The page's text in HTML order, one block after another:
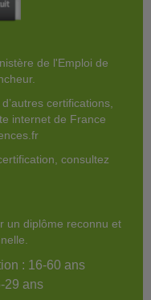
de l'Emploi de
certifications,
internet de France
consultez
un diplôme reconnu et
: 16-60 ans
29 ans